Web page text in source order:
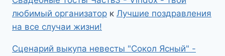
любимый организатор к Лучшие поздравления
на все случаи жизни!
Сценарий выкупа невесты "Сокол Ясный" -